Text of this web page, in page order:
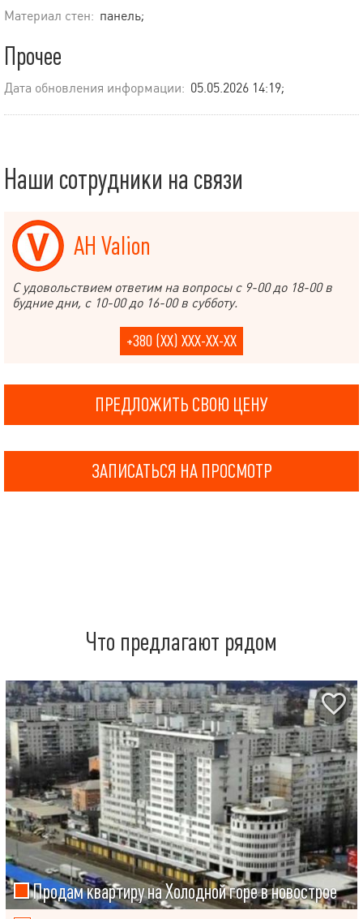
Материал стен: панель;
Прочее
Дата обновления информации: 05.05.2026 14:19;
Наши сотрудники на связи
АН Valion
С удовольствием ответим на вопросы с 9-00 до 18-00 в
будние дни, с 10-00 до 16-00 в субботу.
+380 (XX) XXX-XX-XX
ПРЕДЛОЖИТЬ СВОЮ ЦЕНУ
ЗАПИСАТЬСЯ НА ПРОСМОТР
Что предлагают рядом
Продам квартиру на Холодной горе в новострое